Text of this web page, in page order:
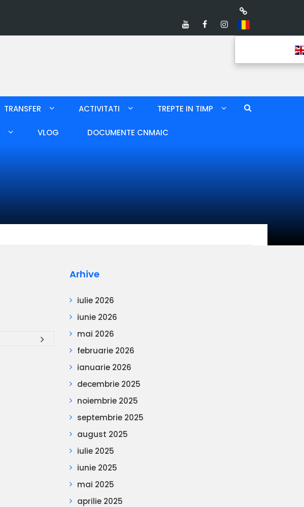
TRANSFER ACTIVITATI TREPTE IN TIMP
VLOG DOCUMENTE CNMAIC
Arhive
iulie 2026
iunie 2026
mai 2026
februarie 2026
ianuarie 2026
decembrie 2025
noiembrie 2025
septembrie 2025
august 2025
iulie 2025
iunie 2025
mai 2025
aprilie 2025